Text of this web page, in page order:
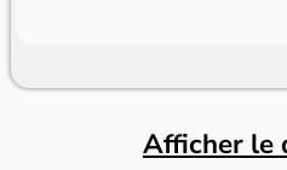
Afficher le